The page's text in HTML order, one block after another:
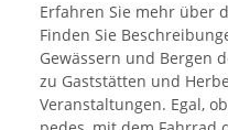
Erfahren Sie mehr über
Finden Sie
Gewässern und Bergen
zu Gaststätten und
Veranstaltungen. Egal,